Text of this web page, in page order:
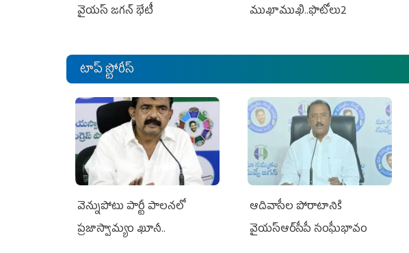
వైయస్ జగన్ భేటీ
ముఖాముఖి..ఫొటోలు2
టాప్ స్టోరీస్
వెన్నుపోటు పార్టీ పాలనలో
ప్రజాస్వామ్యం ఖూనీ..
ఆదివాసీల పోరాటానికి
వైయ‌స్ఆర్‌సీపీ సంఘీభావం